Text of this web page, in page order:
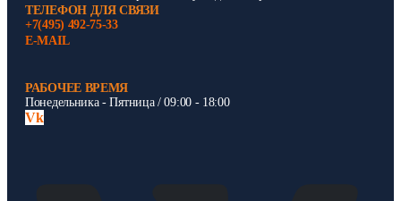
ТЕЛЕФОН ДЛЯ СВЯЗИ
+7(495) 492-75-33
E-MAIL
РАБОЧЕЕ ВРЕМЯ
Понедельника - Пятница / 09:00 - 18:00
Vk